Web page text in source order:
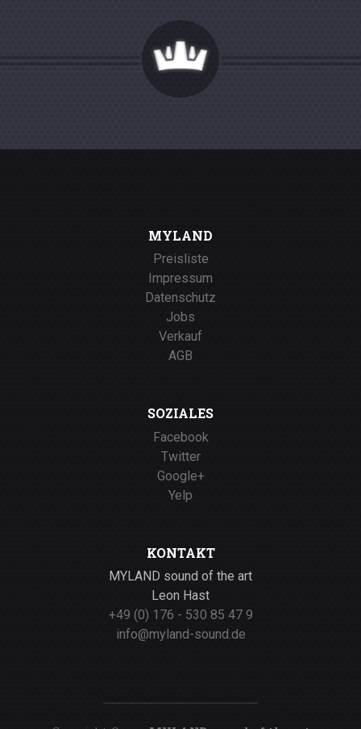
MYLAND
Preisliste
Impressum
Datenschutz
Jobs
Verkauf
AGB
SOZIALES
Facebook
Twitter
Google+
Yelp
KONTAKT
MYLAND sound of the art
Leon Hast
+49 (0) 176 - 530 85 47 9
info@myland-sound.de